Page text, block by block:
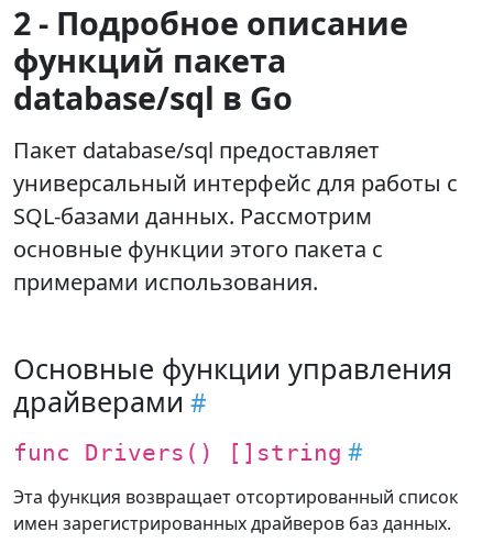
2 - Подробное описание
функций пакета
database/sql в Go
Пакет database/sql предоставляет
универсальный интерфейс для работы с
SQL-базами данных. Рассмотрим
основные функции этого пакета с
примерами использования.
Основные функции управления
драйверами
func Drivers() []string
Эта функция возвращает отсортированный список
имен зарегистрированных драйверов баз данных.